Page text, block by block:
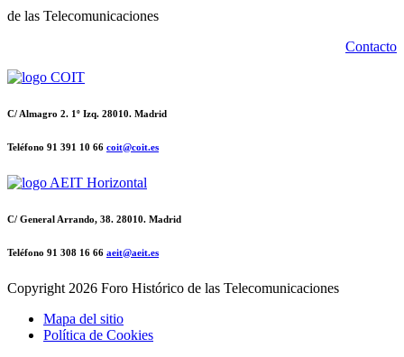
de las Telecomunicaciones
Contacto
C/ Almagro 2. 1º Izq. 28010. Madrid
Teléfono 91 391 10 66 coit@coit.es
C/ General Arrando, 38. 28010. Madrid
Teléfono 91 308 16 66 aeit@aeit.es
Copyright 2026 Foro Histórico de las Telecomunicaciones
Mapa del sitio
Política de Cookies